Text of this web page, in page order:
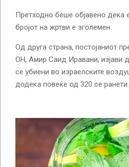
Претходно беше објавено дека
бројот на жртви е зголемен.
Од друга страна, постојаниот
ОН, Амир Саид Иравани, изјави
се убиени во израелските
додека повеќе од 320 се ранети.